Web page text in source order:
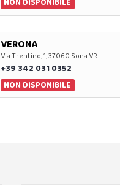
VERONA
Via Trentino, 1, 37060 Sona VR
+39 342 031 0352
NON DISPONIBILE